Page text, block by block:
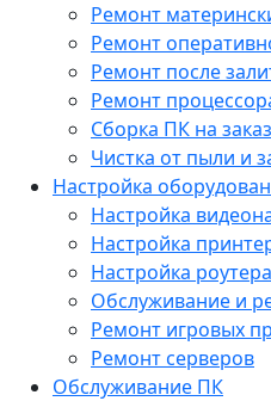
Ремонт
Ремонт
Ремонт после
Ремонт
Сборка ПК на заказ
Чистка от пыли и
Настройка
Настройка
Настройка
Настройка роутера
Обслуживание и
Ремонт игровых
Ремонт серверов
Обслуживание ПК